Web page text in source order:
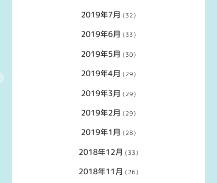
2019年7月 (32)
2019年6月 (33)
2019年5月 (30)
2019年4月 (29)
2019年3月 (29)
2019年2月 (29)
2019年1月 (28)
2018年12月 (33)
2018年11月 (26)